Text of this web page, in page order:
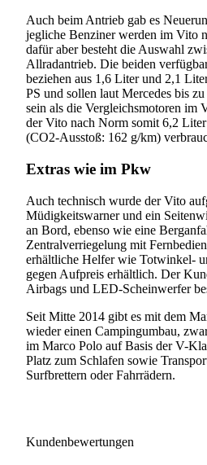
Auch beim Antrieb gab es
jegliche Benziner werden im Vito
dafür aber besteht die Auswahl
Allradantrieb. Die beiden
beziehen aus 1,6 Liter und 2,1
PS und sollen laut Mercedes bis
sein als die Vergleichsmotoren im
der Vito nach Norm somit 6,2
(CO2-Ausstoß: 162 g/km)
Extras wie im Pkw
Auch technisch wurde der Vito
Müdigkeitswarner und ein
an Bord, ebenso wie eine
Zentralverriegelung mit
erhältliche Helfer wie Totwinkel-
gegen Aufpreis erhältlich. Der
Airbags und LED-Scheinwerfer
Seit Mitte 2014 gibt es mit dem
wieder einen Campingumbau,
im Marco Polo auf Basis der V-
Platz zum Schlafen sowie
Surfbrettern oder Fahrrädern.
Kundenbewertungen